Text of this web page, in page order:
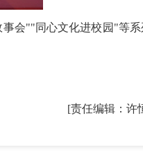
会""同心文化进校园"等系
[责任编辑：许